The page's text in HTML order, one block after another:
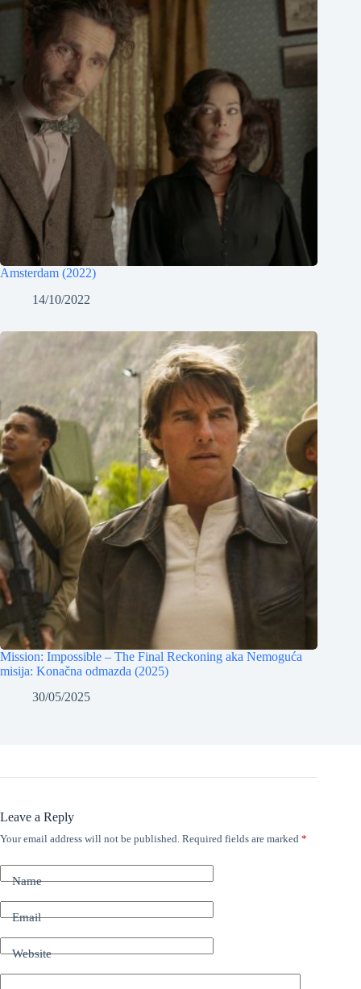
Amsterdam (2022)
14/10/2022
Mission: Impossible – The Final Reckoning aka Nemoguća
misija: Konačna odmazda (2025)
30/05/2025
Leave a Reply
Your email address will not be published. Required fields are marked *
Name
Email
Website